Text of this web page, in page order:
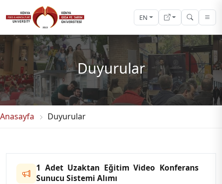
EN
Duyurular
Anasayfa Duyurular
1 Adet Uzaktan Eğitim Video Konferans
Sunucu Sistemi Alımı